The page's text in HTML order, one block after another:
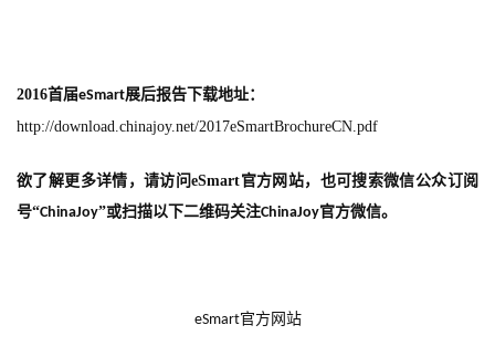
2016首届eSmart展后报告下载地址：
http://download.chinajoy.net/2017eSmartBrochureCN.pdf
欲了解更多详情，请访问eSmart官方网站，也可搜索微信公众订阅
号“ChinaJoy”或扫描以下二维码关注ChinaJoy官方微信。
eSmart官方网站